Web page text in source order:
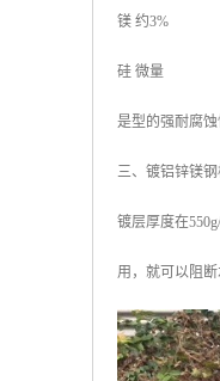
镁 约3%
硅 微量
是型的强耐腐蚀
三、镀铝锌镁
镀层厚度在
用，就可以阻